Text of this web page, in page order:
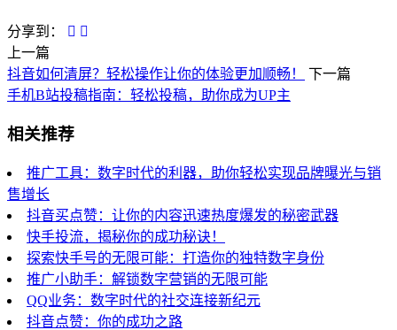
分享到：
上一篇
抖音如何清屏？轻松操作让你的体验更加顺畅！
下一篇
手机B站投稿指南：轻松投稿，助你成为UP主
相关推荐
推广工具：数字时代的利器，助你轻松实现品牌曝光与销
售增长
抖音买点赞：让你的内容迅速热度爆发的秘密武器
快手投流，揭秘你的成功秘诀！
探索快手号的无限可能：打造你的独特数字身份
推广小助手：解锁数字营销的无限可能
QQ业务：数字时代的社交连接新纪元
抖音点赞：你的成功之路